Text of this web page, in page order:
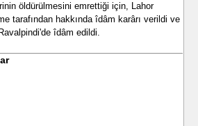
öldürülmesini emrettiği için, Lahor
tarafından hakkında îdâm karârı verildi ve
îdâm edildi.